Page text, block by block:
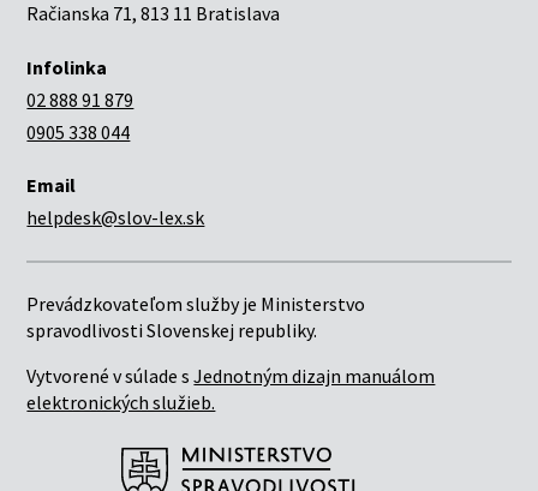
Račianska 71, 813 11 Bratislava
Infolinka
02 888 91 879
0905 338 044
Email
helpdesk@slov-lex.sk
Prevádzkovateľom služby je Ministerstvo
spravodlivosti Slovenskej republiky.
Vytvorené v súlade sJednotným dizajn manuálom
elektronických služieb.